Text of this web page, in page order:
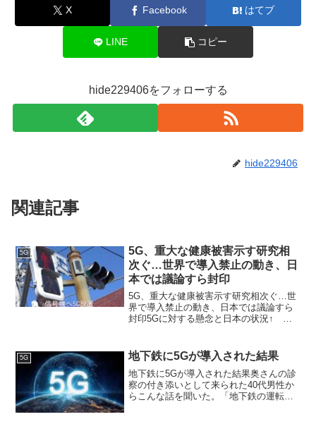
X Facebook はてブ
LINE コピー
hide229406をフォローする
hide229406
関連記事
5G
5G、重大な健康被害示す研究相
次ぐ…世界で導入禁止の動き、日
本では議論すら封印
5G、重大な健康被害示す研究相次ぐ…世
界で導入禁止の動き、日本では議論すら
封印5Gに対する懸念と日本の状況↑ こ
険性が無視されているのが気がかりだ。
今年(2019)４月...
5G 地下鉄に5Gが導入された結果
地下鉄に5Gが導入された結果奥さんの診
察の付き添いとして来られた40代男性か
らこんな話を聞いた。「地下鉄の運転手